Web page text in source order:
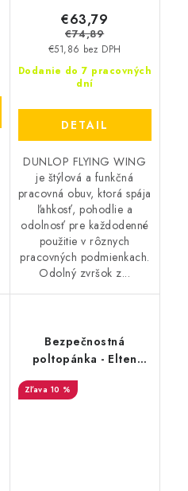
Dodanie do 7 pracovných
dní
€51,86 bez DPH
€63,79
€74,89
DETAIL
DUNLOP FLYING WING
je štýlová a funkčná
pracovná obuv, ktorá spája
ľahkosť, pohodlie a
odolnosť pre každodenné
použitie v rôznych
pracovných podmienkach.
Odolný zvršok z...
Bezpečnostná
poltopánka - Elten
HI - čierna-červená
10 %